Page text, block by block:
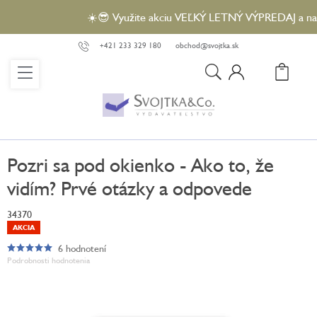
obsah
☀️😎 Využite akciu VEĽKÝ LETNÝ VÝPREDAJ a
+421 233 329 180 obchod@svojtka.sk
Pozri sa pod okienko - Ako to, že
vidím? Prvé otázky a odpovede
34370
Podrobnosti hodnotenia
AKCIA
Priemerné
hodnotenie
6 hodnotení